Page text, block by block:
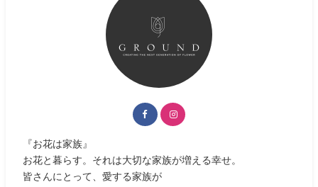
『お花は家族』
お花と暮らす。それは大切な家族が増える幸せ。
皆さんにとって、愛する家族が